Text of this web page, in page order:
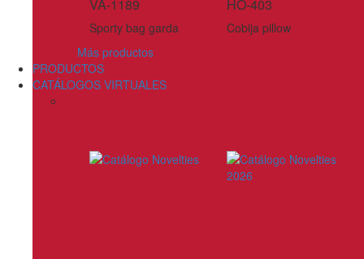
VA-1189
Sporty bag garda
HO-403
Cobija pillow
Más productos
PRODUCTOS
CATÁLOGOS VIRTUALES